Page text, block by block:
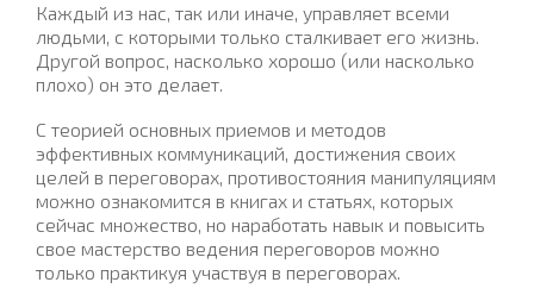
Каждый из нас, так или иначе, управляет всеми
людьми, с которыми только сталкивает его жизнь.
Другой вопрос, насколько хорошо (или насколько
плохо) он это делает.
С теорией основных приемов и методов
эффективных коммуникаций, достижения своих
целей в переговорах, противостояния манипуляциям
можно ознакомится в книгах и статьях, которых
сейчас множество, но наработать навык и повысить
свое мастерство ведения переговоров можно
только практикуя участвуя в переговорах.